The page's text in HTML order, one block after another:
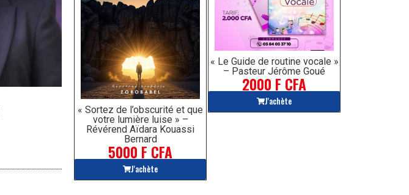
« Sortez de l’obscurité et que
votre lumière luise » –
Révérend Aïdara Kouassi
Bernard
5000 F CFA
J'achète
« Le Guide de routine vocale »
– Pasteur Jérôme Goué
2000 F CFA
J'achète